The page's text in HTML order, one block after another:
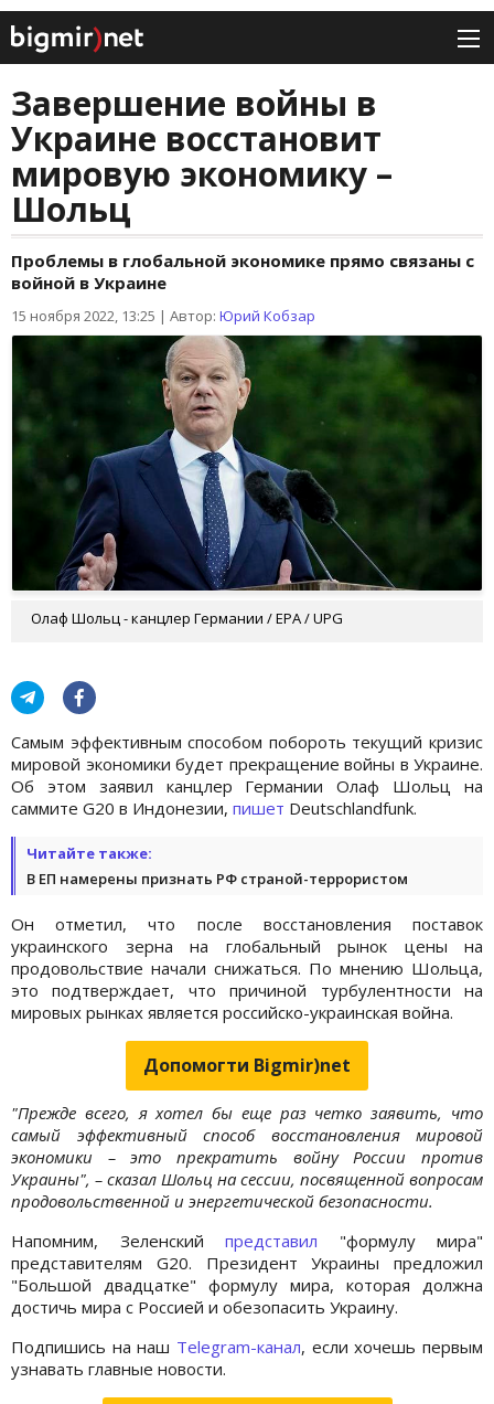
Завершение войны в
Украине восстановит
мировую экономику –
Шольц
Проблемы в глобальной экономике прямо связаны с
войной в Украине
15 ноября 2022, 13:25 | Автор: Юрий Кобзар
Олаф Шольц - канцлер Германии / EPA / UPG
Самым эффективным способом побороть текущий кризис
мировой экономики будет прекращение войны в Украине.
Об этом заявил канцлер Германии Олаф Шольц на
саммите G20 в Индонезии, пишет Deutschlandfunk.
Читайте также:
В ЕП намерены признать РФ страной-террористом
Он отметил, что после восстановления поставок
украинского зерна на глобальный рынок цены на
продовольствие начали снижаться. По мнению Шольца,
это подтверждает, что причиной турбулентности на
мировых рынках является российско-украинская война.
Допомогти Bigmir)net
"Прежде всего, я хотел бы еще раз четко заявить, что
самый эффективный способ восстановления мировой
экономики – это прекратить войну России против
Украины", – сказал Шольц на сессии, посвященной вопросам
продовольственной и энергетической безопасности.
Напомним, Зеленский представил "формулу мира"
представителям G20. Президент Украины предложил
"Большой двадцатке" формулу мира, которая должна
достичь мира с Россией и обезопасить Украину.
Подпишись на наш Telegram-канал, если хочешь первым
узнавать главные новости.